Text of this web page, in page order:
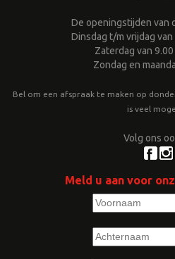
De openingstijden van
Dinsdag t/m vrijdag
Zaterdag van
Zondag en
Bel om een afspraak te maken op
is veel
Volg ons
Meld u aan voor